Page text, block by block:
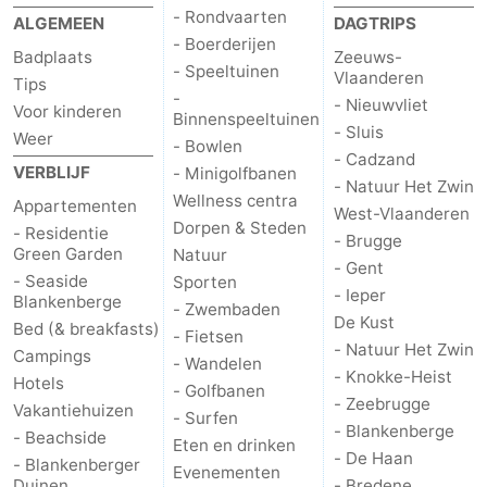
ALGEMEEN
Badplaats
Tips
Voor kinderen
Weer
VERBLIJF
Appartementen
- Residentie
Green Garden
- Seaside
Blankenberge
Bed (& breakfasts)
Campings
Hotels
Vakantiehuizen
- Beachside
- Blankenberger
- Rondvaarten
- Boerderijen
- Speeltuinen
-
Binnenspeeltuinen
- Bowlen
- Minigolfbanen
Wellness centra
Dorpen & Steden
Natuur
Sporten
- Zwembaden
- Fietsen
- Wandelen
- Golfbanen
- Surfen
Eten en drinken
Evenementen
DAGTRIPS
Zeeuws-
Vlaanderen
- Nieuwvliet
- Sluis
- Cadzand
- Natuur Het Zwin
West-Vlaanderen
- Brugge
- Gent
- Ieper
De Kust
- Natuur Het Zwin
- Knokke-Heist
- Zeebrugge
- Blankenberge
- De Haan